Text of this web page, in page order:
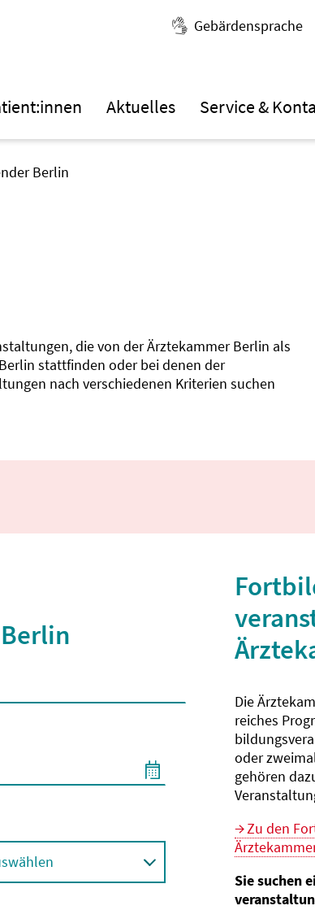
Gebärdensprache
Aktuelles Service &
Berlin
die von der Ärztekammer Berlin als
stattfinden oder bei denen der
nach verschiedenen Kriterien suchen
wurden.
Die
reiches
oder
gehören
Zu den
Sie suchen